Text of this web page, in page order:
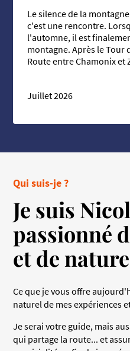
Le silence de la
c'est une rencontre.
l'automne, il est
montagne. Après le Tour
Route entre Chamonix et
Juillet 2026
Qui suis-je ?
Je suis
passionné
et de nature
Ce que je vous offre
naturel de mes expériences
Je serai votre guide, mais
qui partage la route... et